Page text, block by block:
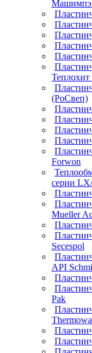
(РоСвеп)
Forwon
серии
Mueller
Secespol
API
Pak